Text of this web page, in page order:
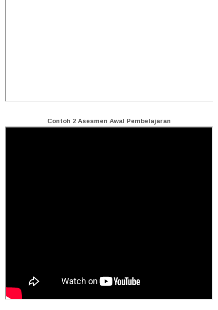
Contoh 2 Asesmen Awal Pembelajaran